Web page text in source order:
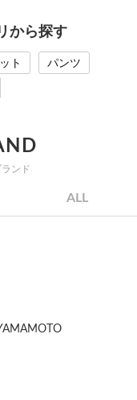
から探す
ト
パンツ
ンド
ALL